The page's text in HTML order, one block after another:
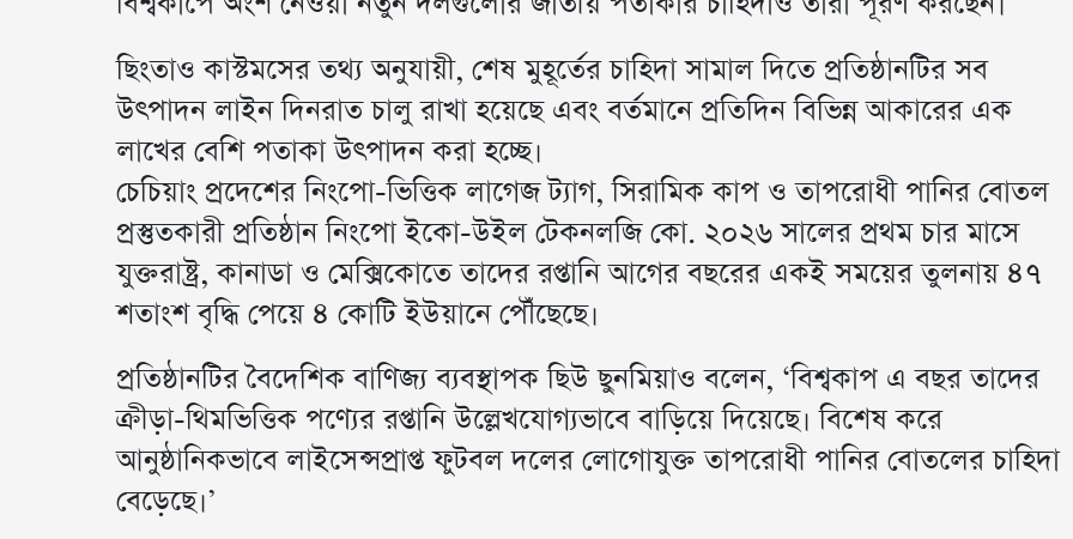
ছিংতাও কাস্টমসের তথ্য অনুযায়ী, শেষ মুহূর্তের চাহিদা সামাল দিতে প্রতিষ্ঠানটির সব
উৎপাদন লাইন দিনরাত চালু রাখা হয়েছে এবং বর্তমানে প্রতিদিন বিভিন্ন আকারের এক
লাখের বেশি পতাকা উৎপাদন করা হচ্ছে।
চেচিয়াং প্রদেশের নিংপো-ভিত্তিক লাগেজ ট্যাগ, সিরামিক কাপ ও তাপরোধী পানির বোতল
প্রস্তুতকারী প্রতিষ্ঠান নিংপো ইকো-উইল টেকনলজি কো. ২০২৬ সালের প্রথম চার মাসে
যুক্তরাষ্ট্র, কানাডা ও মেক্সিকোতে তাদের রপ্তানি আগের বছরের একই সময়ের তুলনায় ৪৭
শতাংশ বৃদ্ধি পেয়ে ৪ কোটি ইউয়ানে পৌঁছেছে।
প্রতিষ্ঠানটির বৈদেশিক বাণিজ্য ব্যবস্থাপক ছিউ ছুনমিয়াও বলেন, ‘বিশ্বকাপ এ বছর তাদের
ক্রীড়া-থিমভিত্তিক পণ্যের রপ্তানি উল্লেখযোগ্যভাবে বাড়িয়ে দিয়েছে। বিশেষ করে
আনুষ্ঠানিকভাবে লাইসেন্সপ্রাপ্ত ফুটবল দলের লোগোযুক্ত তাপরোধী পানির বোতলের চাহিদা
বেড়েছে।’